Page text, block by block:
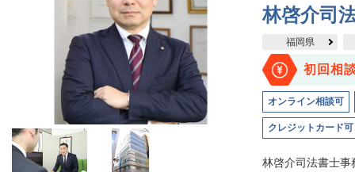
林啓介司
福岡県
初回相
オンライン相談可
クレジットカード可
林啓介司法書士